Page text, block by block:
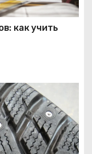
как учить